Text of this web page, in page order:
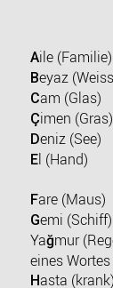
Aile (Familie)
Beyaz
Cam (Glas)
Çimen (Gras)
Deniz (See)
El (Hand)
Fare (Maus)
Gemi (Schiff)
Yağmur
eines Wortes
Hasta